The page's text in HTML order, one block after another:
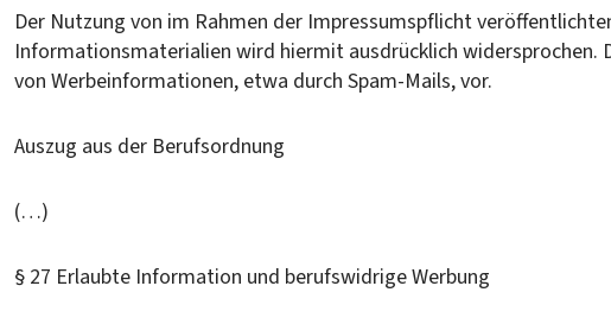
Der Nutzung von im Rahmen der Impressumspflicht
Informationsmaterialien wird hiermit ausdrücklich widersprochen.
von Werbeinformationen, etwa durch Spam-Mails, vor.
Auszug aus der Berufsordnung
(…)
§ 27 Erlaubte Information und berufswidrige Werbung